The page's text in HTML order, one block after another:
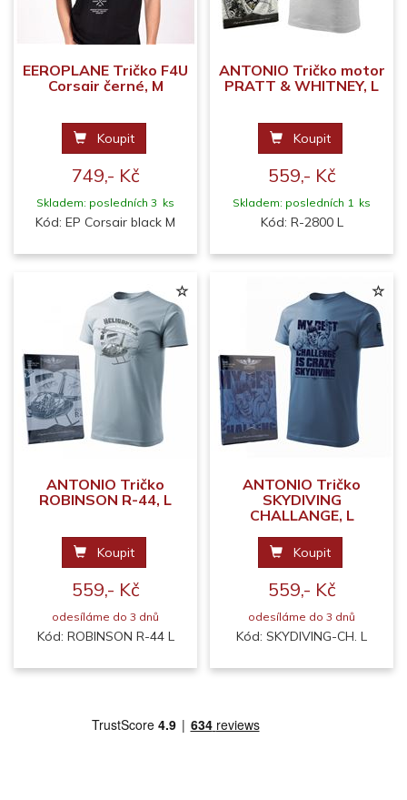
EEROPLANE Tričko F4U
Corsair černé, M
Koupit
749,- Kč
Skladem: posledních 3 ks
Kód: EP Corsair black M
ANTONIO Tričko motor
PRATT & WHITNEY, L
Koupit
559,- Kč
Skladem: posledních 1 ks
Kód: R-2800 L
ANTONIO Tričko
ROBINSON R-44, L
Koupit
559,- Kč
odesíláme do 3 dnů
Kód: ROBINSON R-44 L
ANTONIO Tričko
SKYDIVING
CHALLANGE, L
Koupit
559,- Kč
odesíláme do 3 dnů
Kód: SKYDIVING-CH. L